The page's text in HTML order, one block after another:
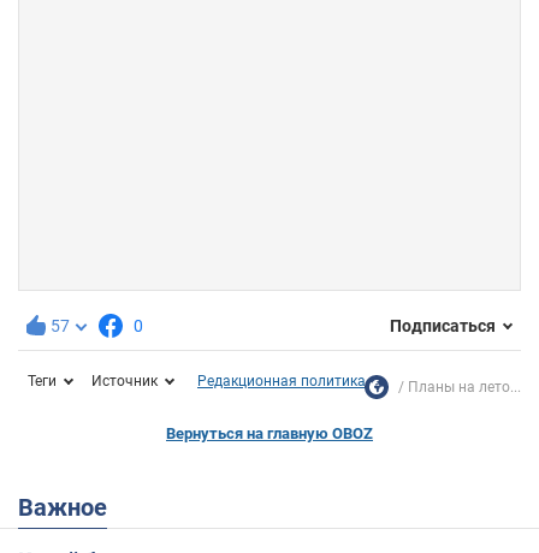
57 0 Подписаться
Теги Источник Редакционная политика Планы на лето...
Вернуться на главную OBOZ
Важное